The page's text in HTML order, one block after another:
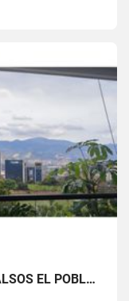
APARTAMENTO EN VENTA LOS BALSOS EL POBLADO